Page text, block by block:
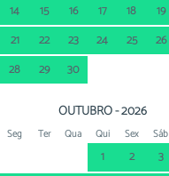
14
15 16 17 18 19
21
22 23 24 25 26
28
29 30
OUTUBRO - 2026
Seg Ter Qua Qui Sex Sáb
1 2 3